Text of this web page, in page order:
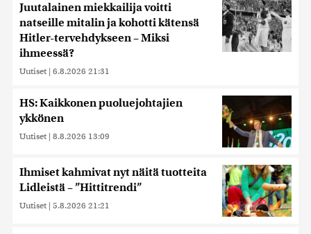
Juutalainen miekkailija voitti
natseille mitalin ja kohotti kätensä
Hitler-tervehdykseen – Miksi
ihmeessä?
Uutiset | 6.8.2026 21:31
HS: Kaikkonen puoluejohtajien
ykkönen
Uutiset | 8.8.2026 13:09
Ihmiset kahmivat nyt näitä tuotteita
Lidleistä – ”Hittitrendi”
Uutiset | 5.8.2026 21:21